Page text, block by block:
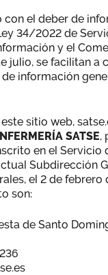
Área privada
con el deber de
34/2022 de
y el
julio, se facilitan a
información
sitio web,
SATSE,
en el Servicio
Subdirección
el 2 de febrero
son:
de Santo